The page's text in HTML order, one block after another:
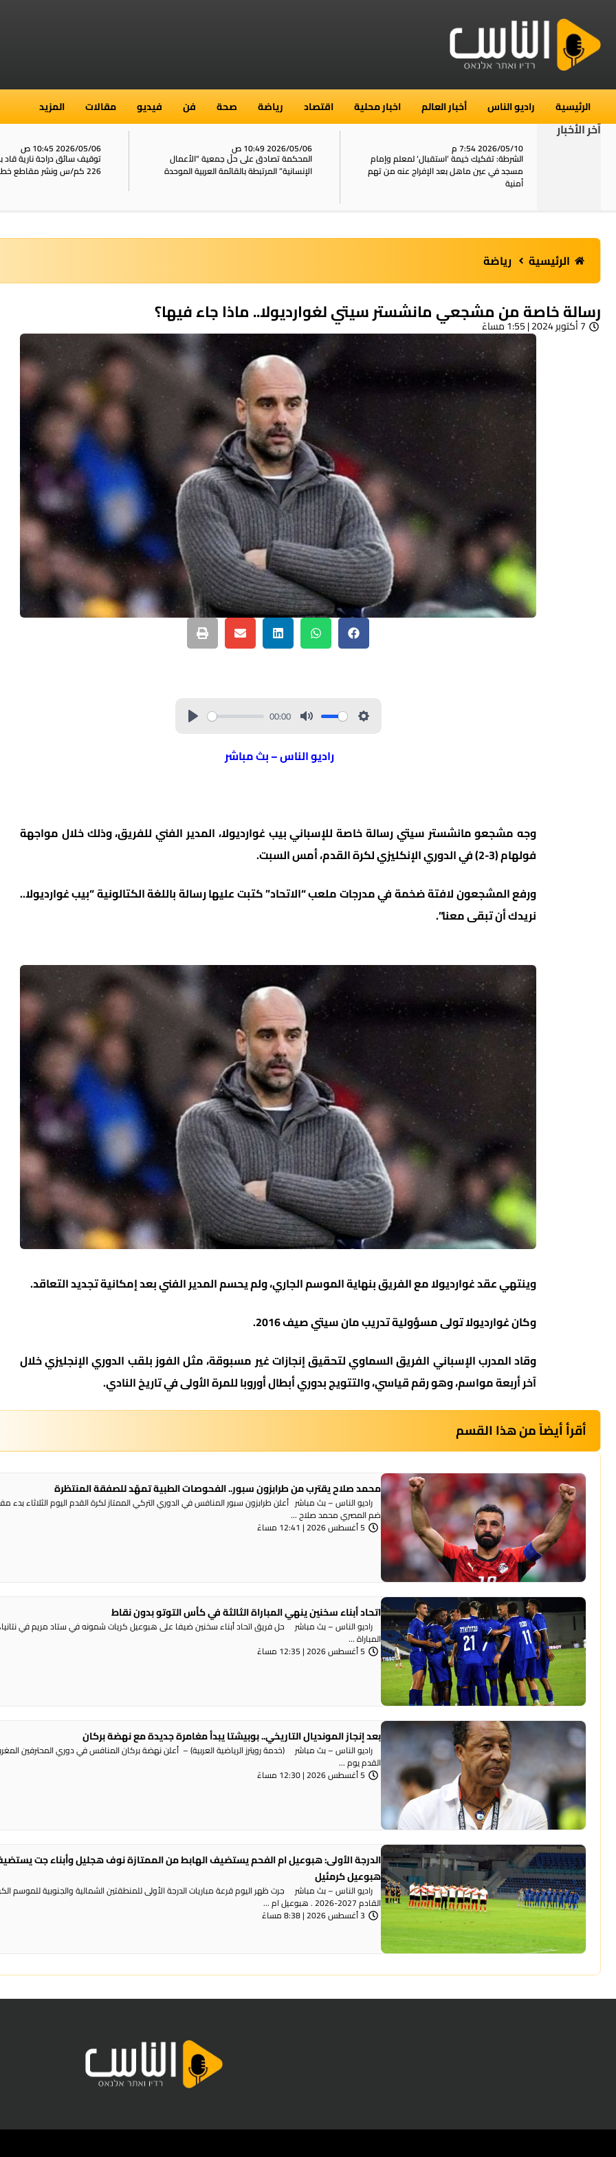
الرئيسية راديو الناس أخبار العالم اخبار محلية اقتصاد رياضة صحة فن فيديو مقالات المزيد
آخر الأخبار
2026/05/10 7:54 م
الشرطة: تفكيك خيمة ‘استقبال‘ لمعلم وإمام
مسجد في عين ماهل بعد الإفراج عنه من تهم
أمنية
2026/05/06 10:49 ص
المحكمة تصادق على حلّ جمعية “الأعمال
الإنسانية” المرتبطة بالقائمة العربية الموحدة
2026/05/06 10:45 ص
توقيف سائق دراجة نارية
226 كم/س ونشر مقاطع خطيرة على الشبكات
الرئيسية رياضة
رسالة خاصة من مشجعي مانشستر سيتي لغوارديولا.. ماذا جاء فيها؟
7 أكتوبر 2024 | 1:55 مساءً
00:00
راديو الناس – بث مباشر
وجه مشجعو مانشستر سيتي رسالة خاصة للإسباني بيب غوارديولا، المدير الفني للفريق، وذلك خلال مواجهة
فولهام (3-2) في الدوري الإنكليزي لكرة القدم، أمس السبت.
ورفع المشجعون لافتة ضخمة في مدرجات ملعب “الاتحاد” كتبت عليها رسالة باللغة الكتالونية “بيب غوارديولا..
نريدك أن تبقى معنا”.
وينتهي عقد غوارديولا مع الفريق بنهاية الموسم الجاري، ولم يحسم المدير الفني بعد إمكانية تجديد التعاقد.
وكان غوارديولا تولى مسؤولية تدريب مان سيتي صيف 2016.
وقاد المدرب الإسباني الفريق السماوي لتحقيق إنجازات غير مسبوقة، مثل الفوز بلقب الدوري الإنجليزي خلال
آخر أربعة مواسم، وهو رقم قياسي، والتتويج بدوري أبطال أوروبا للمرة الأولى في تاريخ النادي.
أقرأ أيضاً من هذا القسم
محمد صلاح يقترب من طرابزون سبور.. الفحوصات الطبية تمهّد للصفقة المنتظرة
راديو الناس – بث مباشر أعلن طرابزون سبور المنافس في الدوري التركي الممتاز لكرة القدم اليوم الثلاثاء بدء
ضم المصري محمد صلاح ...
5 أغسطس 2026 | 12:41 مساءً
اتحاد أبناء سخنين ينهي المباراة الثالثة في كأس التوتو بدون نقاط
راديو الناس – بث مباشر حل فريق اتحاد أبناء سخنين ضيفا على هبوعيل كريات شمونه في ستاد مريم في
المباراة ...
5 أغسطس 2026 | 12:35 مساءً
بعد إنجاز المونديال التاريخي.. بوبيشتا يبدأ مغامرة جديدة مع نهضة بركان
راديو الناس – بث مباشر (خدمة رويترز الرياضية العربية) – ‭‭ ‬‬أعلن نهضة بركان المنافس في دوري
القدم يوم ...
5 أغسطس 2026 | 12:30 مساءً
الدرجة الأولى: هبوعيل ام الفحم يستضيف الهابط من الممتازة نوف هجليل وأبناء جت
هبوعيل كرمئيل
راديو الناس – بث مباشر جرت ظهر اليوم قرعة مباريات الدرجة الأولى للمنطقتين الشمالية والجنوبية للموسم
القادم 2027-2026 . هبوعيل ام ...
3 أغسطس 2026 | 8:38 مساءً